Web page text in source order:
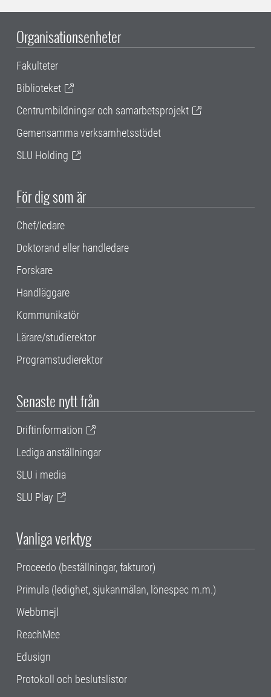
Organisationsenheter
Fakulteter
Biblioteket
Centrumbildningar och samarbetsprojekt
Gemensamma verksamhetsstödet
SLU Holding
För dig som är
Chef/ledare
Doktorand eller handledare
Forskare
Handläggare
Kommunikatör
Lärare/studierektor
Programstudierektor
Senaste nytt från
Driftinformation
Lediga anställningar
SLU i media
SLU Play
Vanliga verktyg
Proceedo (beställningar, fakturor)
Primula (ledighet, sjukanmälan, lönespec m.m.)
Webbmejl
ReachMee
Edusign
Protokoll och beslutslistor